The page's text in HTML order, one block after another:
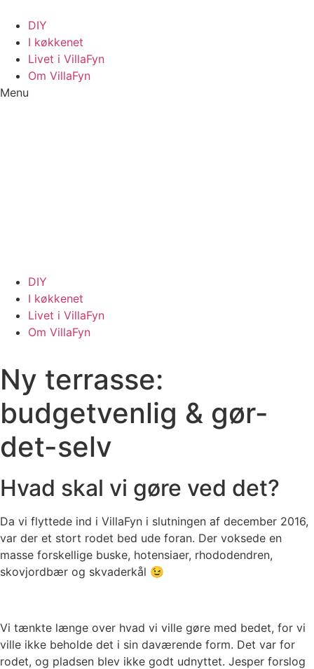
indhold
DIY
I køkkenet
Livet i VillaFyn
Om VillaFyn
Menu
DIY
I køkkenet
Livet i VillaFyn
Om VillaFyn
Ny terrasse:
budgetvenlig & gør-
det-selv
Hvad skal vi gøre ved det?
Da vi flyttede ind i VillaFyn i slutningen af december 2016,
var der et stort rodet bed ude foran. Der voksede en
masse forskellige buske, hotensiaer, rhododendren,
skovjordbær og skvaderkål 😉
Vi tænkte længe over hvad vi ville gøre med bedet, for vi
ville ikke beholde det i sin daværende form. Det var for
rodet, og pladsen blev ikke godt udnyttet. Jesper forslog